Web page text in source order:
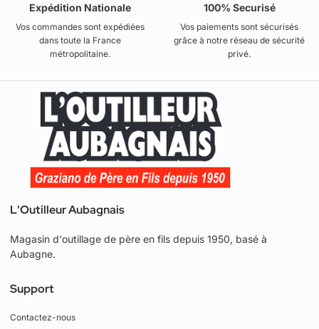
Expédition Nationale
Vos commandes sont expédiées
dans toute la France
métropolitaine.
100% Securisé
Vos paiements sont sécurisés
grâce à notre réseau de sécurité
privé.
L'Outilleur Aubagnais
Magasin d'outillage de père en fils depuis 1950, basé à
Aubagne.
Support
Contactez-nous